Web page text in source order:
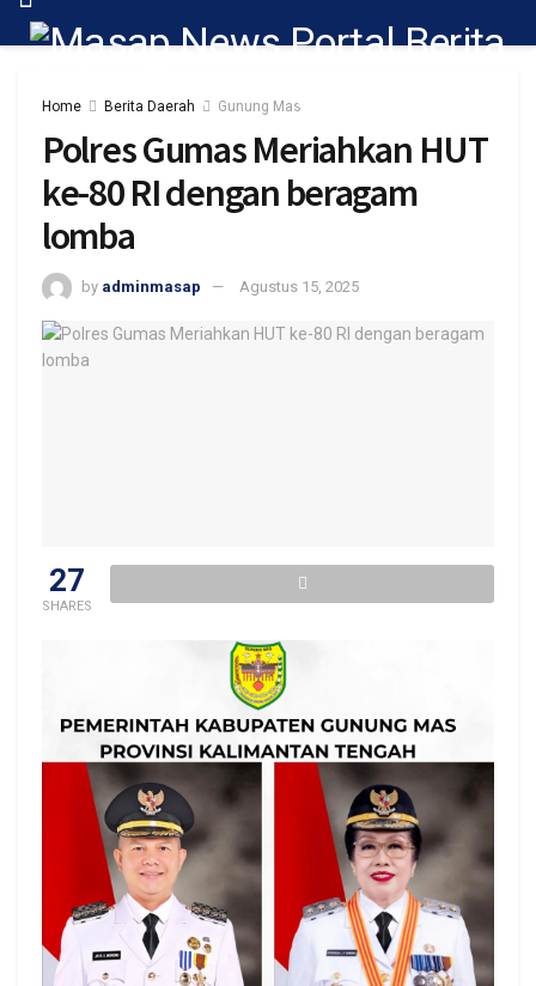
Home Berita Daerah Gunung Mas
Polres Gumas Meriahkan HUT
ke-80 RI dengan beragam
lomba
by adminmasap Agustus 15, 2025
27
SHARES